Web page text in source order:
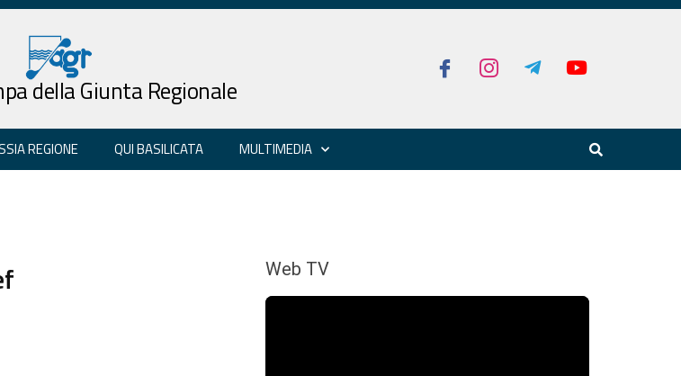
della Giunta Regionale
REGIONE QUI BASILICATA MULTIMEDIA
Web TV